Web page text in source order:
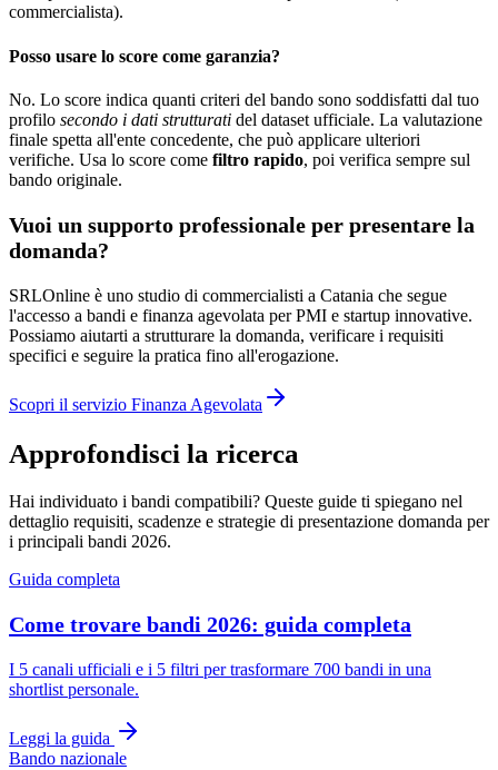
commercialista).
Posso usare lo score come garanzia?
No. Lo score indica quanti criteri del bando sono soddisfatti dal tuo
profilo secondo i dati strutturati del dataset ufficiale. La valutazione
finale spetta all'ente concedente, che può applicare ulteriori
verifiche. Usa lo score come filtro rapido, poi verifica sempre sul
bando originale.
Vuoi un supporto professionale per presentare la
domanda?
SRLOnline è uno studio di commercialisti a Catania che segue
l'accesso a bandi e finanza agevolata per PMI e startup innovative.
Possiamo aiutarti a strutturare la domanda, verificare i requisiti
specifici e seguire la pratica fino all'erogazione.
Scopri il servizio Finanza Agevolata
Approfondisci la ricerca
Hai individuato i bandi compatibili? Queste guide ti spiegano nel
dettaglio requisiti, scadenze e strategie di presentazione domanda per
i principali bandi 2026.
Guida completa
Come trovare bandi 2026: guida completa
I 5 canali ufficiali e i 5 filtri per trasformare 700 bandi in una
shortlist personale.
Leggi la guida
Bando nazionale